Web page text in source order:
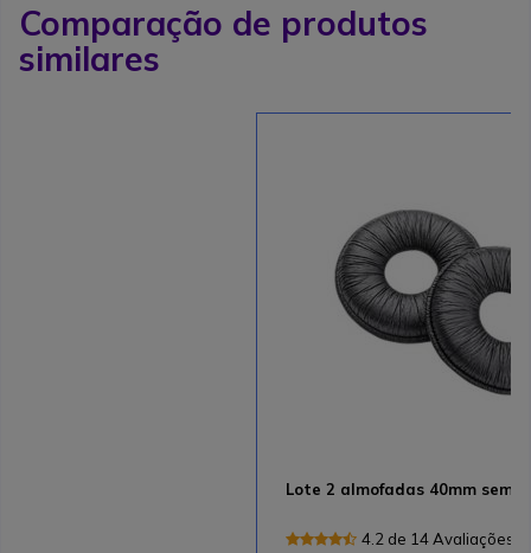
Comparação de produtos
similares
Lote 2 almofadas 40mm semi
4.2 de 14 Avaliações